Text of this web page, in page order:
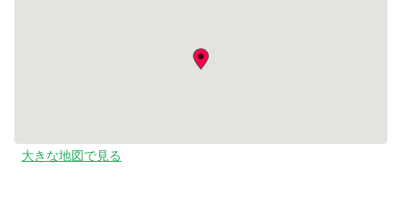
大きな地図で見る